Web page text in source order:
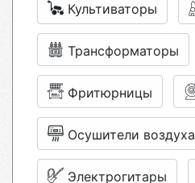
Культиваторы
Трансформаторы
Фритюрницы
Осушители воздуха
Электрогитары